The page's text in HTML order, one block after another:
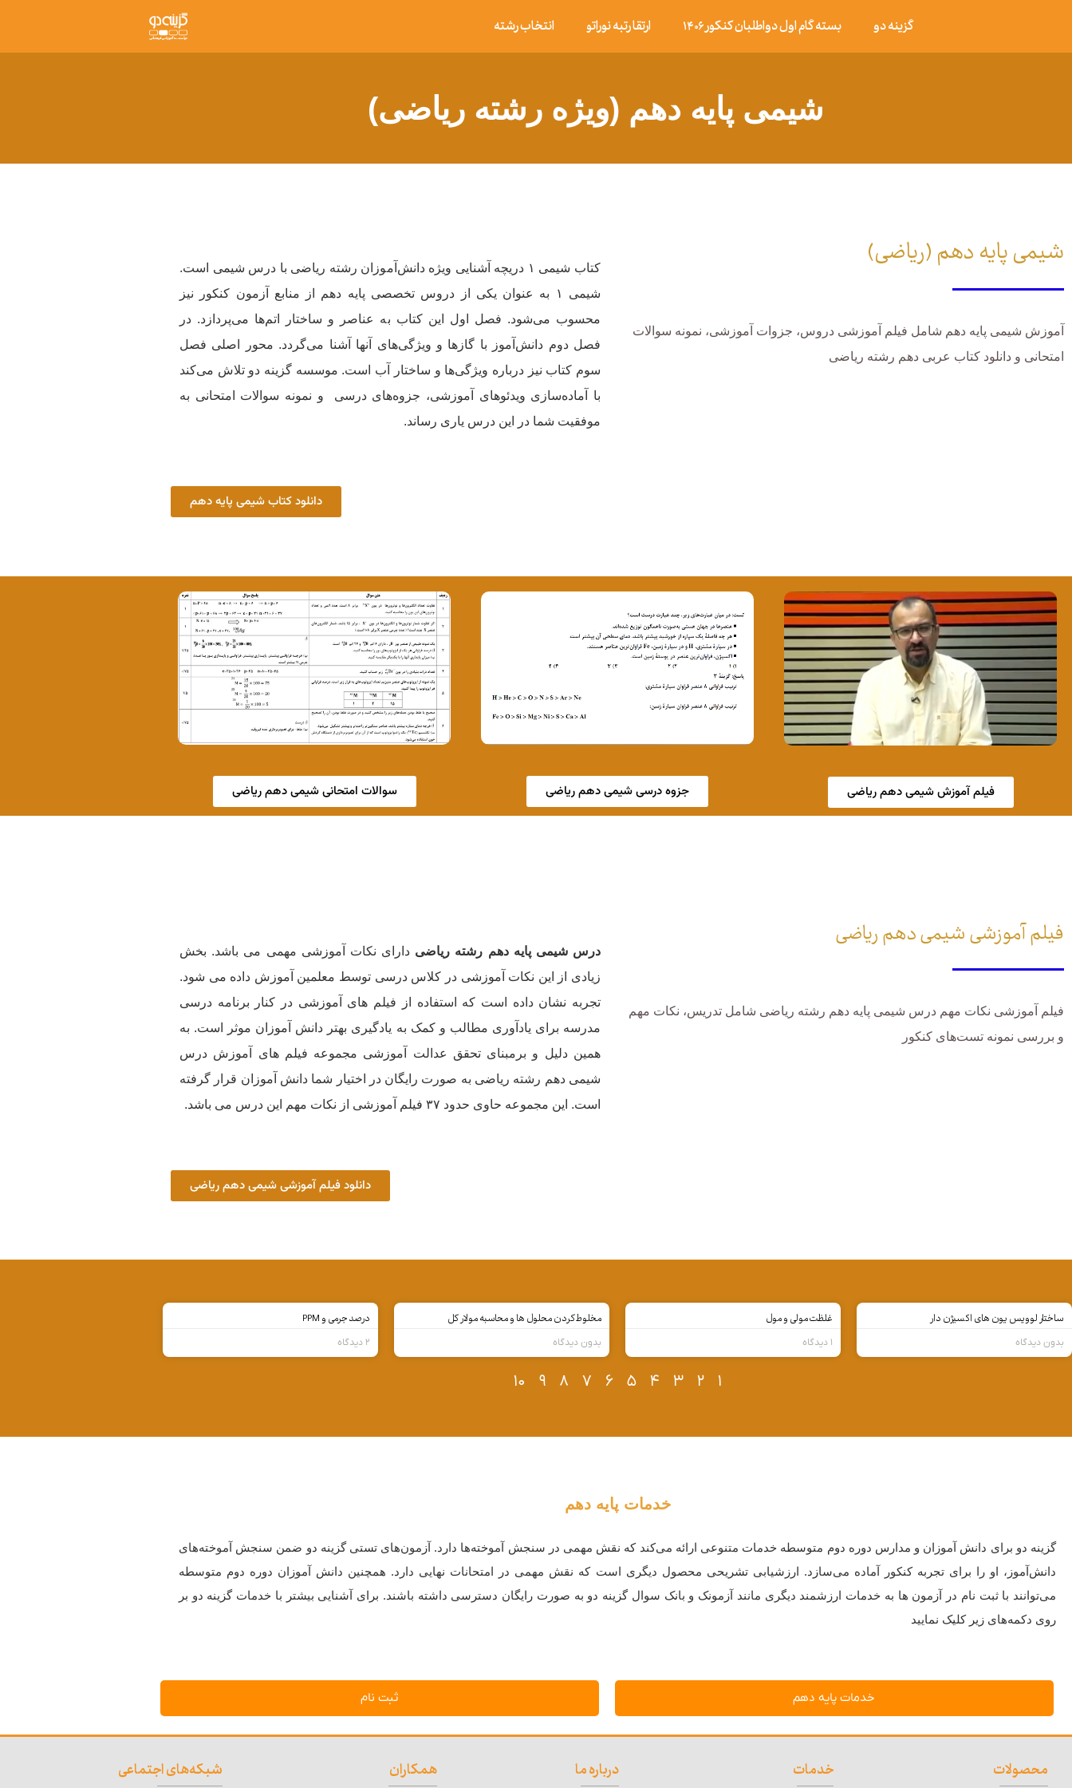
گزینه دو بسته گام اول دواطلبان کنکور ۱۴۰۶ ارتقا رتبه نوراتو انتخاب رشته
شیمی پایه دهم (ویژه رشته ریاضی)
شیمی پایه دهم (ریاضی)
آموزش شیمی پایه دهم شامل فیلم آموزشی دروس، جزوات آموزشی، نمونه سوالات
امتحانی و دانلود کتاب عربی دهم رشته ریاضی
کتاب شیمی ۱ دریچه آشنایی ویژه دانش‌آموزان رشته ریاضی با درس شیمی است.
شیمی ۱ به عنوان یکی از دروس تخصصی پایه دهم از منابع آزمون کنکور نیز
محسوب می‌شود. فصل اول این کتاب به عناصر و ساختار اتم‌ها می‌پردازد. در
فصل دوم دانش‌آموز با گازها و ویژگی‌های آنها آشنا می‌گردد. محور اصلی فصل
سوم کتاب نیز درباره ویژگی‌ها و ساختار آب است. موسسه گزینه دو تلاش می‌کند
با آماده‌سازی ویدئوهای آموزشی، جزوه‌های درسی و نمونه سوالات امتحانی به
موفقیت شما در این درس یاری رساند.
دانلود کتاب شیمی پایه دهم
فیلم آموزش شیمی دهم ریاضی جزوه درسی شیمی دهم ریاضی سوالات امتحانی شیمی دهم ریاضی
فیلم آموزشی شیمی دهم ریاضی
فیلم آموزشی نکات مهم درس شیمی پایه دهم رشته ریاضی شامل تدریس، نکات مهم
و بررسی نمونه تست‌های کنکور
درس شیمی پایه دهم رشته ریاضی دارای نکات آموزشی مهمی می باشد. بخش
زیادی از این نکات آموزشی در کلاس درسی توسط معلمین آموزش داده می شود.
تجربه نشان داده است که استفاده از فیلم های آموزشی در کنار برنامه درسی
مدرسه برای یادآوری مطالب و کمک به یادگیری بهتر دانش آموزان موثر است. به
همین دلیل و برمبنای تحقق عدالت آموزشی مجموعه فیلم های آموزش درس
شیمی دهم رشته ریاضی به صورت رایگان در اختیار شما دانش آموزان قرار گرفته
است. این مجموعه حاوی حدود ۳۷ فیلم آموزشی از نکات مهم این درس می باشد.
دانلود فیلم آموزشی شیمی دهم ریاضی
ساختار لوویس یون های اکسیژن دار
بدون دیدگاه
غلظت مولی و مول
۱ دیدگاه
مخلوط کردن محلول ها و محاسبه مولار کل
بدون دیدگاه
درصد جرمی و PPM
۲ دیدگاه
۱ ۲ ۳ ۴ ۵ ۶ ۷ ۸ ۹ ۱۰
خدمات پایه دهم
گزینه دو برای دانش آموزان و مدارس دوره دوم متوسطه خدمات متنوعی ارائه می‌کند که نقش مهمی در سنجش آموخته‌ها دارد. آزمون‌های تستی گزینه دو ضمن سنجش آموخته‌های
دانش‌آموز، او را برای تجربه کنکور آماده می‌سازد. ارزشیابی تشریحی محصول دیگری است که نقش مهمی در امتحانات نهایی دارد. همچنین دانش آموزان دوره دوم متوسطه
می‌توانند با ثبت نام در آزمون ها به خدمات ارزشمند دیگری مانند آزمونک و بانک سوال گزینه دو به صورت رایگان دسترسی داشته باشند. برای آشنایی بیشتر با خدمات گزینه دو بر
روی دکمه‌های زیر کلیک نمایید
خدمات پایه دهم ثبت نام
محصولات خدمات درباره ما همکاران شبکه‌های اجتماعی